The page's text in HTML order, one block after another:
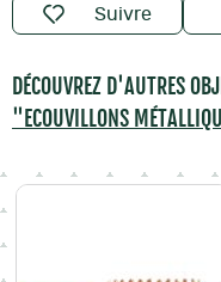
Suivre
DÉCOUVREZ D'AUTRES
"ECOUVILLONS